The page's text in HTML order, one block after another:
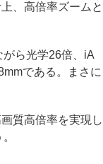
、高倍率ズームと
ら光学26倍、iA
である。まさに
質高倍率を実現し